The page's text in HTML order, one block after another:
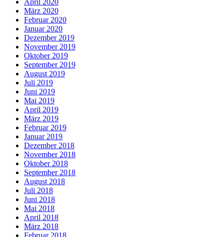
März 2020
Februar 2020
Januar 2020
Dezember 2019
November 2019
Oktober 2019
September 2019
August 2019
Juli 2019
Juni 2019
Mai 2019
April 2019
März 2019
Februar 2019
Januar 2019
Dezember 2018
November 2018
Oktober 2018
September 2018
August 2018
Juli 2018
Juni 2018
Mai 2018
April 2018
März 2018
Februar 2018